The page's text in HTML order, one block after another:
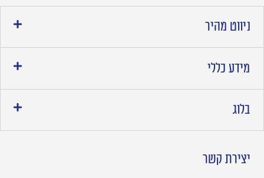
ניווט מהיר
מידע כללי
בלוג
יצירת קשר